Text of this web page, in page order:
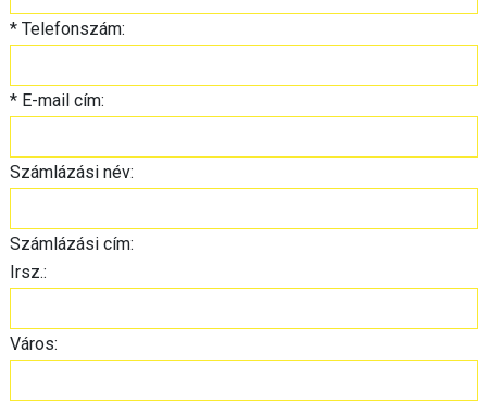
*Telefonszám:
*E-mail cím:
Számlázási név:
Számlázási cím:
Irsz.:
Város: